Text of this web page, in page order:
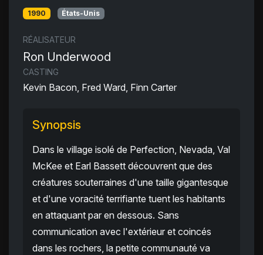
1990 États-Unis
RÉALISATEUR
Ron Underwood
CASTING
Kevin Bacon, Fred Ward, Finn Carter
Synopsis
Dans le village isolé de Perfection, Nevada, Val
McKee et Earl Bassett découvrent que des
créatures souterraines d'une taille gigantesque
et d'une voracité terrifiante tuent les habitants
en attaquant par en dessous. Sans
communication avec l'extérieur et coincés
dans les rochers, la petite communauté va